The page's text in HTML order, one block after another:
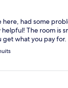
here, had some
The room is
what you pay for.